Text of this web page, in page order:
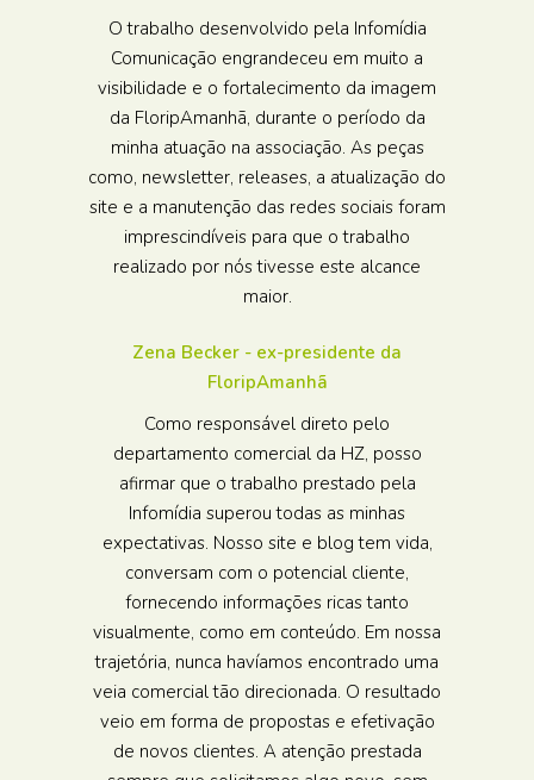
O trabalho desenvolvido pela Infomídia
Comunicação engrandeceu em muito a
visibilidade e o fortalecimento da imagem
da FloripAmanhã, durante o período da
minha atuação na associação. As peças
como, newsletter, releases, a atualização do
site e a manutenção das redes sociais foram
imprescindíveis para que o trabalho
realizado por nós tivesse este alcance
maior.
Zena Becker - ex-presidente da
FloripAmanhã
Como responsável direto pelo
departamento comercial da HZ, posso
afirmar que o trabalho prestado pela
Infomídia superou todas as minhas
expectativas. Nosso site e blog tem vida,
conversam com o potencial cliente,
fornecendo informações ricas tanto
visualmente, como em conteúdo. Em nossa
trajetória, nunca havíamos encontrado uma
veia comercial tão direcionada. O resultado
veio em forma de propostas e efetivação
de novos clientes. A atenção prestada